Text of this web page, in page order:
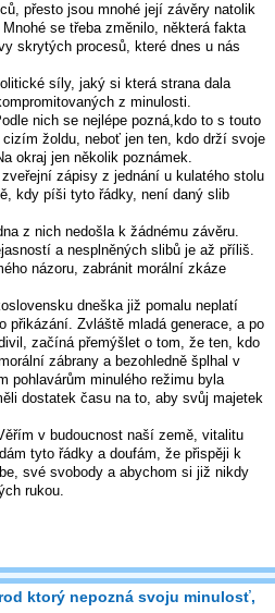
přesto jsou mnohé její závěry natolik
se třeba změnilo, některá fakta
skrytých procesů, které dnes u nás
síly, jaký si která strana dala
z minulosti.
nich se nejlépe pozná,kdo to s touto
žoldu, neboť jen ten, kdo drží svoje
okraj jen několik poznámek.
zápisy z jednání u kulatého stolu
kdy píši tyto řádky, není daný slib
z nich nedošla k žádnému závěru.
a nesplněných slibů je až příliš.
názoru, zabránit morální zkáze
dneška již pomalu neplatí
přikázání. Zvláště mladá generace, a po
začíná přemýšlet o tom, že ten, kdo
zábrany a bezohledně šplhal v
pohlavárům minulého režimu byla
dostatek času na to, aby svůj majetek
v budoucnost naší země, vitalitu
tyto řádky a doufám, že přispěji k
své svobody a abychom si již nikdy
rukou.
ktorý nepozná svoju minulosť,